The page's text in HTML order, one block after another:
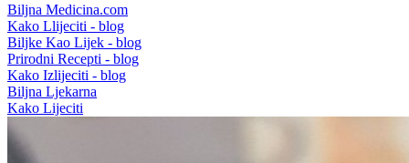
Biljna Medicina.com
Kako Llijeciti - blog
Biljke Kao Lijek - blog
Prirodni Recepti - blog
Kako Izlijeciti - blog
Biljna Ljekarna
Kako Lijeciti